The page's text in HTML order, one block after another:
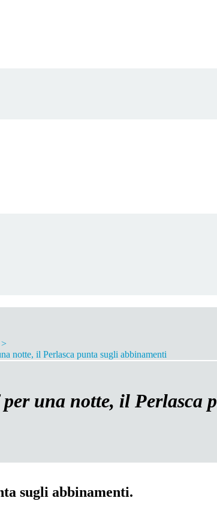
>
notte, il Perlasca punta sugli abbinamenti
una notte, il Perlasca
sugli abbinamenti.